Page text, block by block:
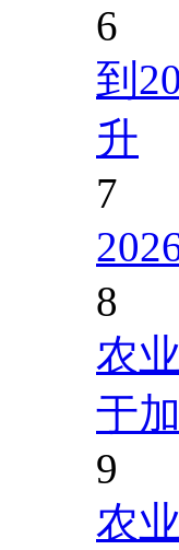
6
到
升
7
8
农
于
9
农